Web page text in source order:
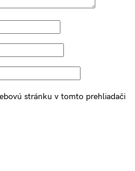
stránku v tomto prehliadači